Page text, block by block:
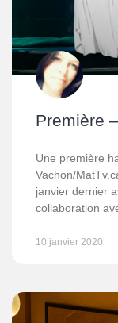
Première
Une première
Vachon/
janvier dernier
collaboration
10 janvier 2020